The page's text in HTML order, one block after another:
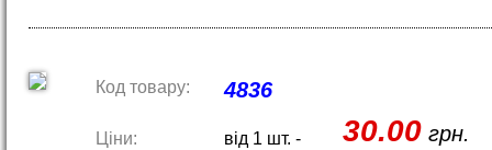
Код товару: 4836
Ціни: від 1 шт. - 30.00грн.